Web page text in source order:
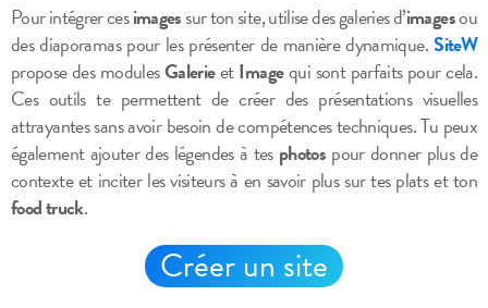
Pour intégrer cesimagessur ton site, utilise des galeries d’imagesou
des diaporamas pour les présenter de manière dynamique.SiteW
propose des modulesGalerieetImagequi sont parfaits pour cela.
Ces outils te permettent de créer des présentations visuelles
attrayantes sans avoir besoin de compétences techniques. Tu peux
également ajouter des légendes à tes photos pour donner plus de
contexte et inciter les visiteurs à en savoir plus sur tes plats et ton
food truck.
Créer un site